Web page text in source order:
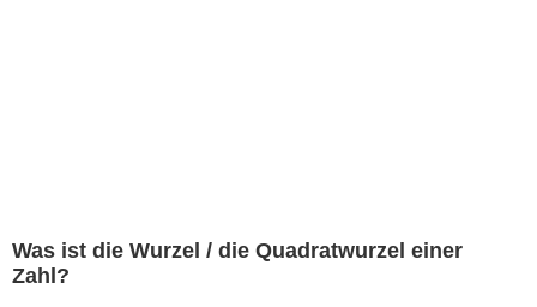
Was ist die Wurzel / die Quadratwurzel einer
Zahl?